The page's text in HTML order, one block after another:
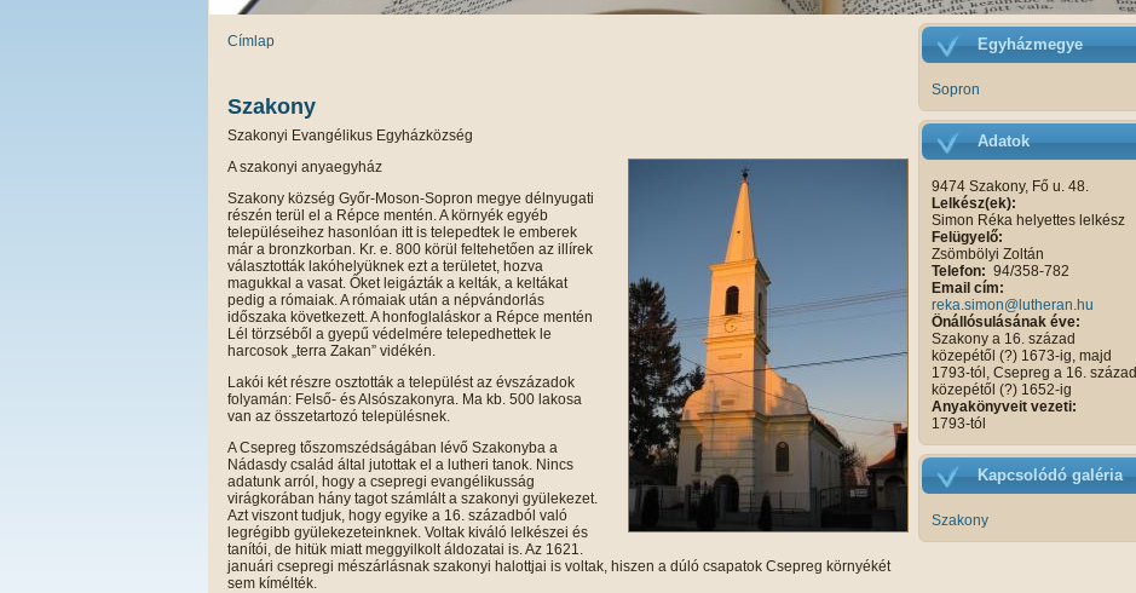
Címlap
Szakony
Szakonyi Evangélikus Egyházközség
A szakonyi anyaegyház
Szakony község Győr-Moson-Sopron megye délnyugati
részén terül el a Répce mentén. A környék egyéb
településeihez hasonlóan itt is telepedtek le emberek
már a bronzkorban. Kr. e. 800 körül feltehetően az illírek
választották lakóhelyüknek ezt a területet, hozva
magukkal a vasat. Őket leigázták a kelták, a keltákat
pedig a rómaiak. A rómaiak után a népvándorlás
időszaka következett. A honfoglaláskor a Répce mentén
Lél törzséből a gyepű védelmére telepedhettek le
harcosok „terra Zakan” vidékén.
Lakói két részre osztották a települést az évszázadok
folyamán: Felső- és Alsószakonyra. Ma kb. 500 lakosa
van az összetartozó településnek.
A Csepreg tőszomszédságában lévő Szakonyba a
Nádasdy család által jutottak el a lutheri tanok. Nincs
adatunk arról, hogy a csepregi evangélikusság
virágkorában hány tagot számlált a szakonyi gyülekezet.
Azt viszont tudjuk, hogy egyike a 16. századból való
legrégibb gyülekezeteinknek. Voltak kiváló lelkészei és
tanítói, de hitük miatt meggyilkolt áldozatai is. Az 1621.
januári csepregi mészárlásnak szakonyi halottjai is voltak, hiszen a dúló csapatok Csepreg környékét
sem kímélték.
Egyházmegye
Sopron
Adatok
9474 Szakony, Fő u. 48.
Lelkész(ek):
Simon Réka helyettes lelkész
Felügyelő:
Zsömbölyi Zoltán
Telefon: 94/358-782
Email cím:
reka.simon@lutheran.hu
Önállósulásának éve:
Szakony a 16. század
közepétől (?) 1673-ig, majd
1793-tól, Csepreg a 16. század
közepétől (?) 1652-ig
Anyakönyveit vezeti:
1793-tól
Kapcsolódó galéria
Szakony